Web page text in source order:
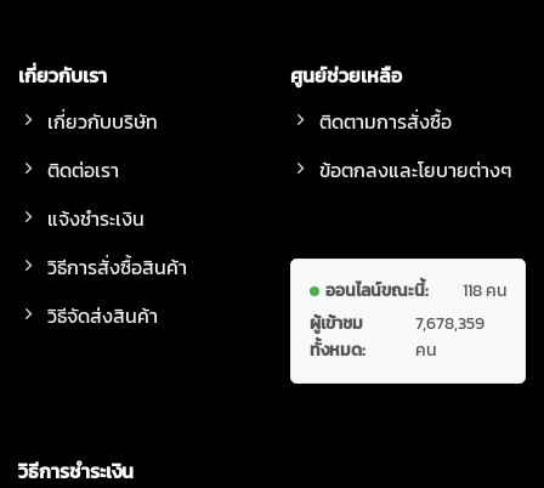
เกี่ยวกับเรา
เกี่ยวกับบริษัท
ติดต่อเรา
แจ้งชำระเงิน
วิธีการสั่งซื้อสินค้า
วิธีจัดส่งสินค้า
ศูนย์ช่วยเหลือ
ติดตามการสั่งซื้อ
ข้อตกลงและโยบายต่างๆ
ออนไลน์ขณะนี้:
118 คน
ผู้เข้าชม
ทั้งหมด:
7,678,359
คน
วิธีการชำระเงิน